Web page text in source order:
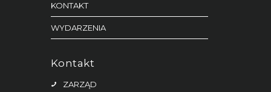
KONTAKT
WYDARZENIA
Kontakt
ZARZĄD